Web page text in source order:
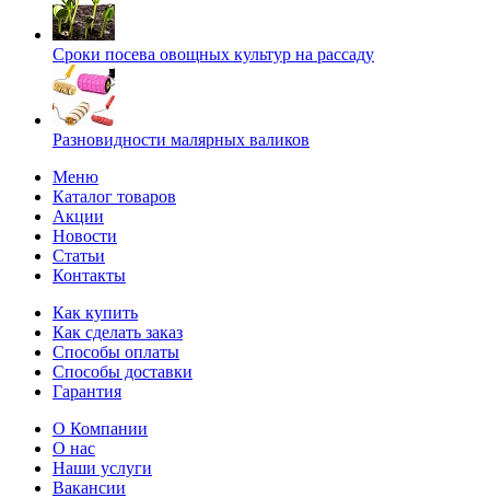
Сроки посева овощных культур на рассаду
Разновидности малярных валиков
Меню
Каталог товаров
Акции
Новости
Статьи
Контакты
Как купить
Как сделать заказ
Способы оплаты
Способы доставки
Гарантия
О Компании
О нас
Наши услуги
Вакансии